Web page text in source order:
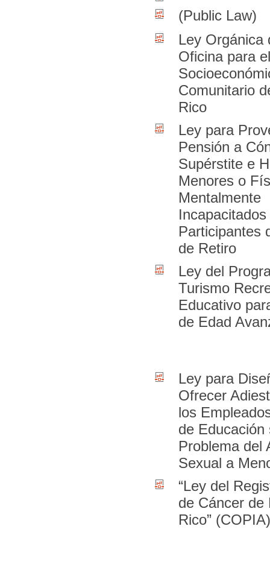
(Public Law)
Ley Orgánica
Oficina para
Comunitario
Rico
Ley para
Pensión a
Supérstite e
Menores o
Mentalmente
Incapacitados
Participantes
de Retiro
Ley del
Turismo
Educativo
de Edad
Ley para
Ofrecer
los
de Educación
Problema del
Sexual a
“Ley del
de Cáncer de
Rico” (COPIA)